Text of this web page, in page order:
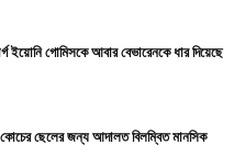
ইয়োনি গোমিসকে আবার বেভারেনকে ধার দিয়েছে
ছেলের জন্য আদালত বিলম্বিত মানসিক